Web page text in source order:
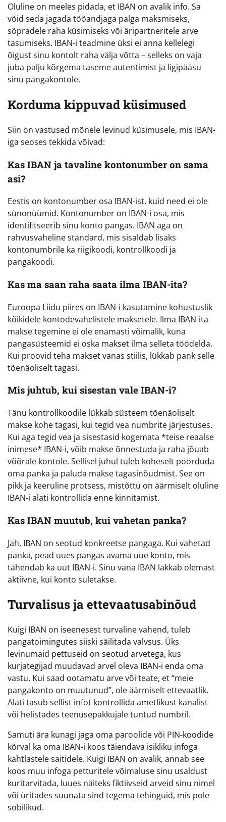
Oluline on meeles pidada, et IBAN on avalik info. Sa
võid seda jagada tööandjaga palga maksmiseks,
sõpradele raha küsimiseks või äripartneritele arve
tasumiseks. IBAN-i teadmine üksi ei anna kellelegi
õigust sinu kontolt raha välja võtta – selleks on vaja
juba palju kõrgema taseme autentimist ja ligipääsu
sinu pangakontole.
Korduma kippuvad küsimused
Siin on vastused mõnele levinud küsimusele, mis IBAN-
iga seoses tekkida võivad:
Kas IBAN ja tavaline kontonumber on sama
asi?
Eestis on kontonumber osa IBAN-ist, kuid need ei ole
sünonüümid. Kontonumber on IBAN-i osa, mis
identifitseerib sinu konto pangas. IBAN aga on
rahvusvaheline standard, mis sisaldab lisaks
kontonumbrile ka riigikoodi, kontrollkoodi ja
pangakoodi.
Kas ma saan raha saata ilma IBAN-ita?
Euroopa Liidu piires on IBAN-i kasutamine kohustuslik
kõikidele kontodevahelistele maksetele. Ilma IBAN-ita
makse tegemine ei ole enamasti võimalik, kuna
pangasüsteemid ei oska makset ilma selleta töödelda.
Kui proovid teha makset vanas stiilis, lükkab pank selle
tõenäoliselt tagasi.
Mis juhtub, kui sisestan vale IBAN-i?
Tänu kontrollkoodile lükkab süsteem tõenäoliselt
makse kohe tagasi, kui tegid vea numbrite järjestuses.
Kui aga tegid vea ja sisestasid kogemata *teise reaalse
inimese* IBAN-i, võib makse õnnestuda ja raha jõuab
võõrale kontole. Sellisel juhul tuleb koheselt pöörduda
oma panka ja paluda makse tagasinõudmist. See on
pikk ja keeruline protsess, mistõttu on äärmiselt oluline
IBAN-i alati kontrollida enne kinnitamist.
Kas IBAN muutub, kui vahetan panka?
Jah, IBAN on seotud konkreetse pangaga. Kui vahetad
panka, pead uues pangas avama uue konto, mis
tähendab ka uut IBAN-i. Sinu vana IBAN lakkab olemast
aktiivne, kui konto suletakse.
Turvalisus ja ettevaatusabinõud
Kuigi IBAN on iseenesest turvaline vahend, tuleb
pangatoimingutes siiski säilitada valvsus. Üks
levinumaid pettuseid on seotud arvetega, kus
kurjategijad muudavad arvel oleva IBAN-i enda oma
vastu. Kui saad ootamatu arve või teate, et “meie
pangakonto on muutunud”, ole äärmiselt ettevaatlik.
Alati tasub sellist infot kontrollida ametlikust kanalist
või helistades teenusepakkujale tuntud numbril.
Samuti ära kunagi jaga oma paroolide või PIN-koodide
kõrval ka oma IBAN-i koos täiendava isikliku infoga
kahtlastele saitidele. Kuigi IBAN on avalik, annab see
koos muu infoga petturitele võimaluse sinu usaldust
kuritarvitada, luues näiteks fiktiivseid arveid sinu nimel
või üritades suunata sind tegema tehinguid, mis pole
sobilikud.